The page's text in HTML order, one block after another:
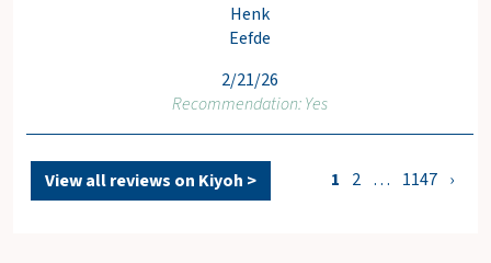
Henk
Eefde
2/21/26
Recommendation: Yes
View all reviews on Kiyoh > 1 2 … 1147 ›